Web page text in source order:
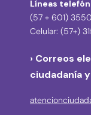
Líneas
(57 + 601)
Celular: (57+)
› Correos
ciudadanía